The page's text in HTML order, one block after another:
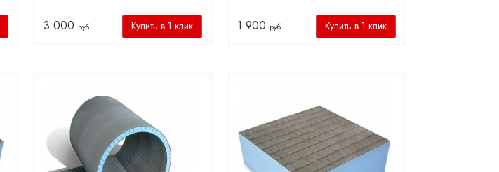
3 000 руб Купить в 1 клик 1 900 руб Купить в 1 клик